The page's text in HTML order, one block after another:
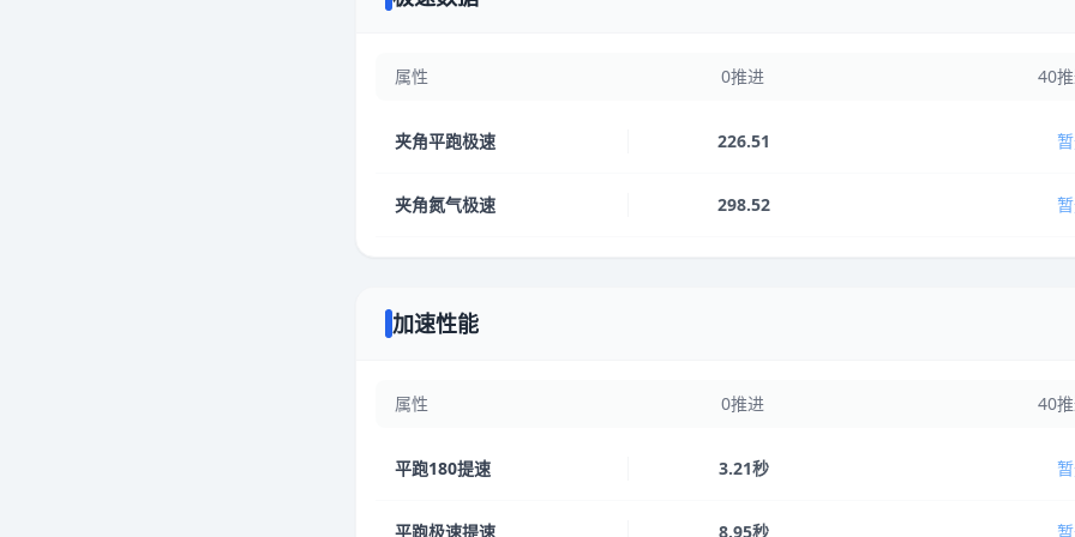
属性 0推进 40
夹角平跑极速 226.51
夹角氮气极速 298.52
加速性能
属性 0推进 40
平跑180提速 3.21秒
平跑极速提速 8.95秒